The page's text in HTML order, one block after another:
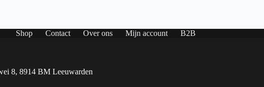
Shop Contact Over ons Mijn account
B2B
8, 8914 BM Leeuwarden